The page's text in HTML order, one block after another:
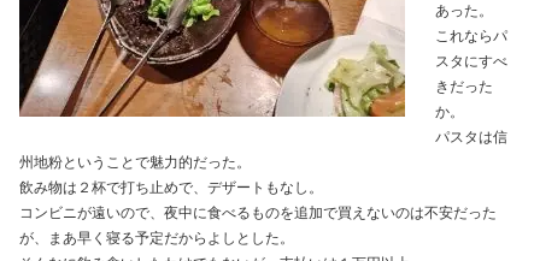
あった。
これならパ
スタにすべ
きだった
か。
パスタは信
州地粉ということで魅力的だった。
飲み物は２杯で打ち止めで、デザートもなし。
コンビニが遠いので、夜中に食べるものを追加で買えないのは不安だった
が、まあ早く寝る予定だからよしとした。